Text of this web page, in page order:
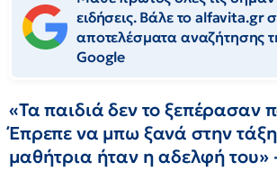
ειδήσεις. Βάλε το alfavita.gr
αποτελέσματα αναζήτησης
Google
«Τα παιδιά δεν το ξεπέρασαν
Έπρεπε να μπω ξανά στην
μαθήτρια ήταν η αδελφή του»